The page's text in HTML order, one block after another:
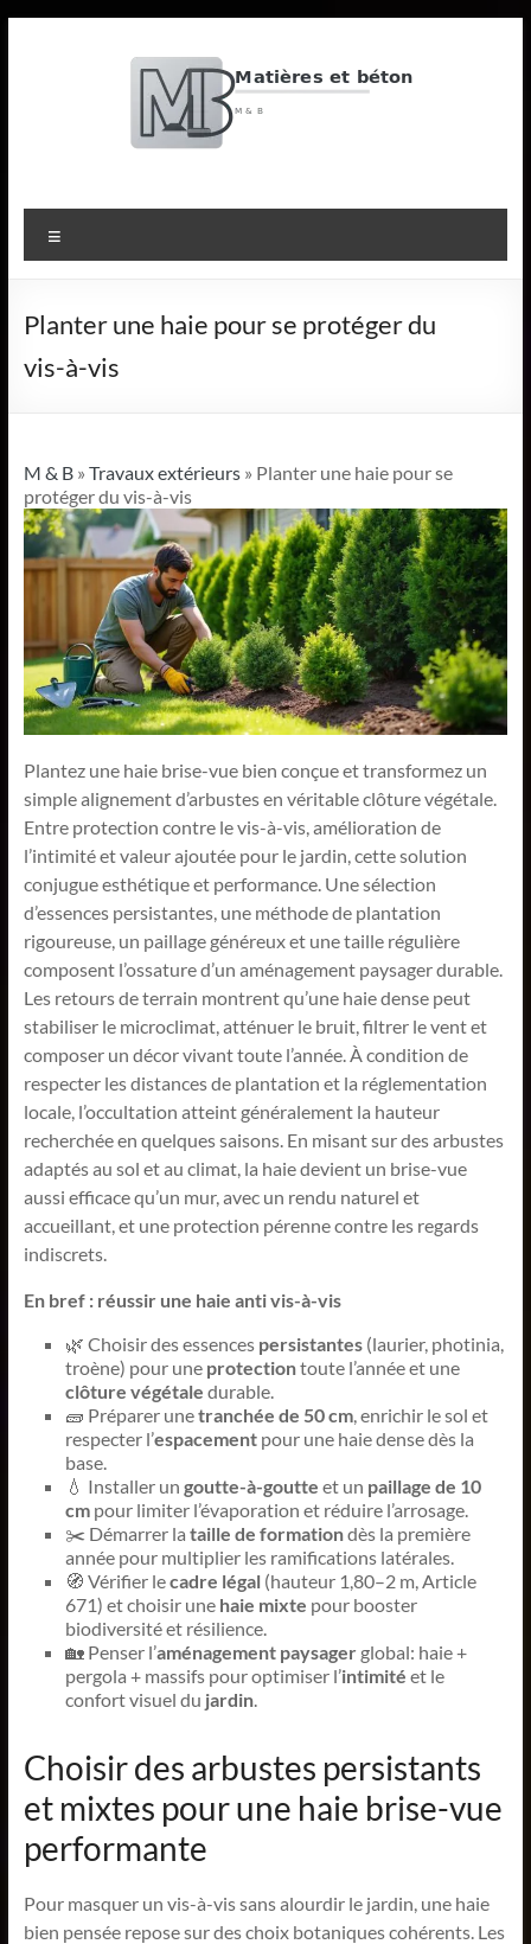
M
&
B
Matières
et
béton
Planter une haie pour se protéger du
vis-à-vis
M & B» Travaux extérieurs» Planter une haie pour se
protéger du vis-à-vis
Plantez une haie brise-vue bien conçue et transformez un
simple alignement d’arbustes en véritable clôture végétale.
Entre protection contre le vis-à-vis, amélioration de
l’intimité et valeur ajoutée pour le jardin, cette solution
conjugue esthétique et performance. Une sélection
d’essences persistantes, une méthode de plantation
rigoureuse, un paillage généreux et une taille régulière
composent l’ossature d’un aménagement paysager durable.
Les retours de terrain montrent qu’une haie dense peut
stabiliser le microclimat, atténuer le bruit, filtrer le vent et
composer un décor vivant toute l’année. À condition de
respecter les distances de plantation et la réglementation
locale, l’occultation atteint généralement la hauteur
recherchée en quelques saisons. En misant sur des arbustes
adaptés au sol et au climat, la haie devient un brise-vue
aussi efficace qu’un mur, avec un rendu naturel et
accueillant, et une protection pérenne contre les regards
indiscrets.
En bref : réussir une haie anti vis-à-vis
🌿 Choisir des essences persistantes(laurier, photinia,
troène) pour une protectiontoute l’année et une
clôture végétale durable.
🧱 Préparer unetranchée de 50 cm, enrichir le sol et
respecter l’espacementpour une haie dense dès la
base.
💧 Installer un goutte-à-goutte et un paillage de 10
cmpour limiter l’évaporation et réduire l’arrosage.
✂️ Démarrer la taille de formationdès la première
année pour multiplier les ramifications latérales.
🧭 Vérifier lecadre légal(hauteur 1,80–2 m, Article
671) et choisir une haie mixte pour booster
biodiversité et résilience.
🏡 Penser l’aménagement paysagerglobal: haie +
pergola + massifs pour optimiser l’intimité et le
confort visuel du jardin.
Choisir des arbustes persistants
et mixtes pour une haie brise-vue
performante
Pour masquer un vis-à-vis sans alourdir le jardin, une haie
bien pensée repose sur des choix botaniques cohérents. Les